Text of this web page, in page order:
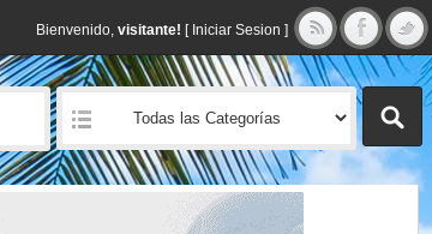
Bienvenido, visitante! [ Iniciar Sesion ]